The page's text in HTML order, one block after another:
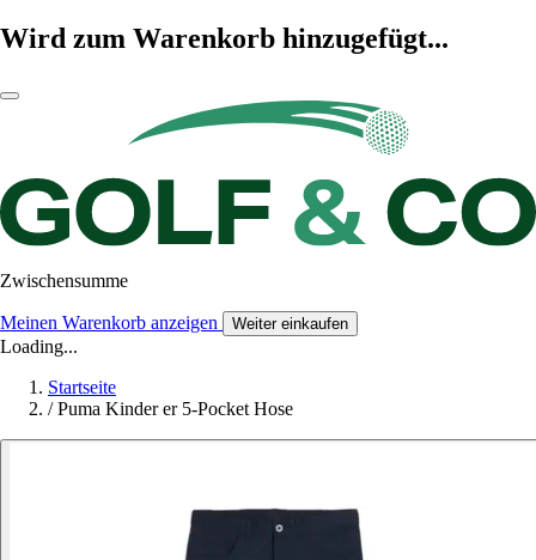
Wird zum Warenkorb hinzugefügt...
Zwischensumme
Meinen Warenkorb anzeigen Weiter einkaufen
Loading...
Startseite
/ Puma Kinder er 5-Pocket Hose